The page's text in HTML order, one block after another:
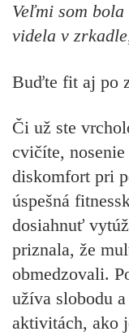
Veľmi som
videla v
Buďte fit aj po
Či už ste
cvičíte,
diskomfort pri
úspešná
dosiahnuť
priznala, že
obmedzovali.
užíva slobodu
aktivitách, ako